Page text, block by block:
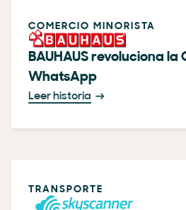
COMERCIO MINORISTA
BAUHAUS revoluciona la
WhatsApp
Leer historia
TRANSPORTE